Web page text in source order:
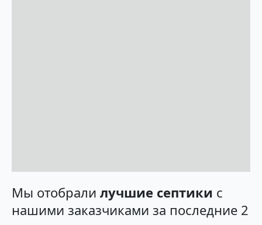
Мы отобрали лучшие септики с
нашими заказчиками за последние 2